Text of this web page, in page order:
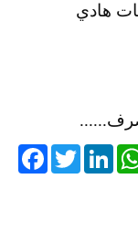
هادي
TwitterLinkedIn